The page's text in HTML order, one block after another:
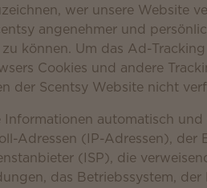
wer unsere Website
angenehmer und
können. Um das Ad-
Cookies und andere
der Scentsy Website nicht
automatisch
Adressen (IP-Adressen),
(ISP), die
das Betriebssystem,